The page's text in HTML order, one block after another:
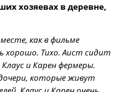
хозяевах в деревне,
как в фильме
хорошо. Тихо. Аист сидит
и Карен фермеры.
которые живут